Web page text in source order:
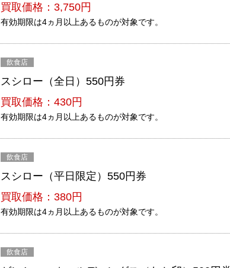
買取価格：3,750円
有効期限は4ヵ月以上あるものが対象です。
飲食店
スシロー（全日）550円券
買取価格：430円
有効期限は4ヵ月以上あるものが対象です。
飲食店
スシロー（平日限定）550円券
買取価格：380円
有効期限は4ヵ月以上あるものが対象です。
飲食店